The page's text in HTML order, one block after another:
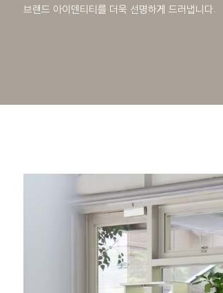
브랜드 아이덴티티를 더욱 선명하게 드러냅니다.